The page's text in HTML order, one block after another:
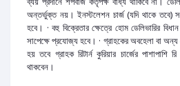
অন্তর্ভুক্ত নয়। ইনস্টলেশন চার্জ (যদি থাকে তবে)
হবে। · বহু বিক্রেতার ক্ষেত্রে হোম ডেলিভারির
সাপেক্ষে প্রযোজ্য হবে। · গ্রাহকের অবহেলা বা অন্য
হয় তবে গ্রাহক রিটার্ন কুরিয়ার চার্জের পাশাপাশি
থাকবেন।